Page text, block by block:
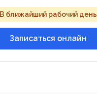
В ближайший рабочий день
Записаться онлайн